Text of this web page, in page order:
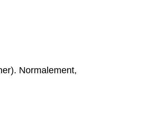
Normalement,